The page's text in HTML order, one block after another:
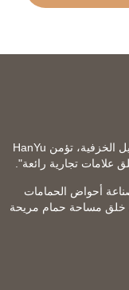
كشركة مصنعة موثوق بها لأحواض الغسيل الخزفية، تؤمن HanYu
علامات تجارية رائعة".
أحواض الحمامات
خلق مساحة حمام مريحة